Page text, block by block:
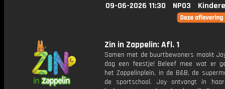
09-06-2026 11:30 NPO3
Zin in Zappelin: Afl. 1
Samen met de buurtbewoners maakt
dag een feestje! Beleef mee wat er
het Zappelinplein, in de B&B, de
de sportschool. Joy ontvangt in